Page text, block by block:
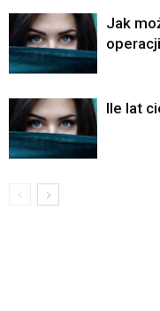
Jak
Ile lat